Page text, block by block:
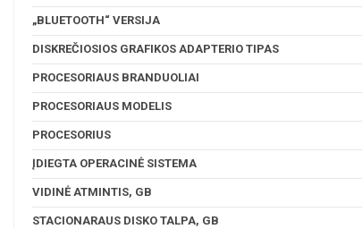
„BLUETOOTH“ VERSIJA
DISKREČIOSIOS GRAFIKOS ADAPTERIO TIPAS
PROCESORIAUS BRANDUOLIAI
PROCESORIAUS MODELIS
PROCESORIUS
ĮDIEGTA OPERACINĖ SISTEMA
VIDINĖ ATMINTIS, GB
STACIONARAUS DISKO TALPA, GB